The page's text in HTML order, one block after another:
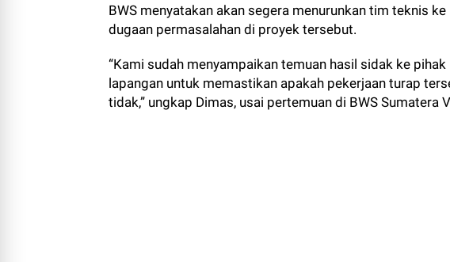
BWS menyatakan akan segera menurunkan tim teknis
dugaan permasalahan di proyek tersebut.
“Kami sudah menyampaikan temuan hasil sidak ke
lapangan untuk memastikan apakah pekerjaan turap
tidak,” ungkap Dimas, usai pertemuan di BWS